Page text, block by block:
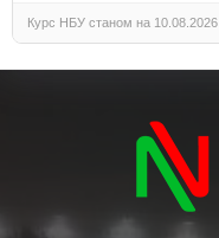
Курс НБУ станом на 10.08.2026